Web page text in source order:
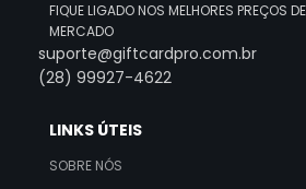
FIQUE LIGADO NOS MELHORES PREÇOS
MERCADO
suporte@giftcardpro.com.br
(28) 99927-4622
LINKS ÚTEIS
SOBRE NÓS